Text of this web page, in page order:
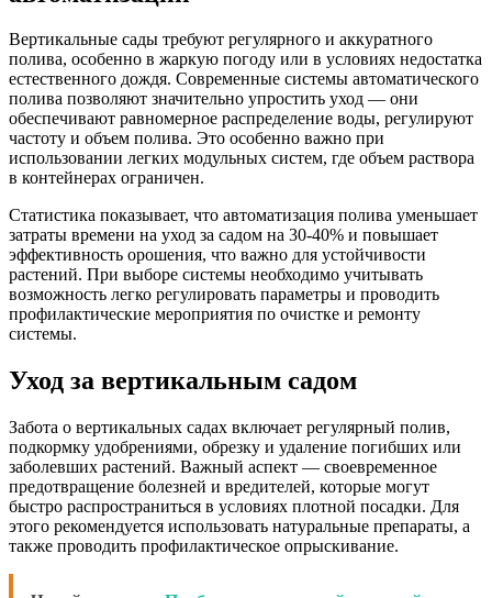
Вертикальные сады требуют регулярного и аккуратного
полива, особенно в жаркую погоду или в условиях недостатка
естественного дождя. Современные системы автоматического
полива позволяют значительно упростить уход — они
обеспечивают равномерное распределение воды, регулируют
частоту и объем полива. Это особенно важно при
использовании легких модульных систем, где объем раствора
в контейнерах ограничен.
Статистика показывает, что автоматизация полива уменьшает
затраты времени на уход за садом на 30-40% и повышает
эффективность орошения, что важно для устойчивости
растений. При выборе системы необходимо учитывать
возможность легко регулировать параметры и проводить
профилактические мероприятия по очистке и ремонту
системы.
Уход за вертикальным садом
Забота о вертикальных садах включает регулярный полив,
подкормку удобрениями, обрезку и удаление погибших или
заболевших растений. Важный аспект — своевременное
предотвращение болезней и вредителей, которые могут
быстро распространиться в условиях плотной посадки. Для
этого рекомендуется использовать натуральные препараты, а
также проводить профилактическое опрыскивание.